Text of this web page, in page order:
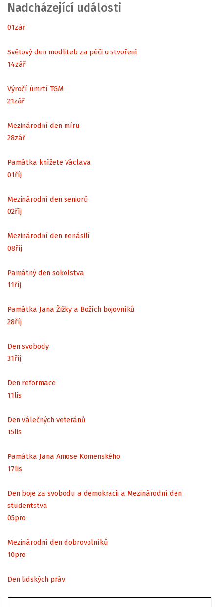
Nadcházející události
01zář
Světový den modliteb za péči o stvoření
14zář
Výročí úmrtí TGM
21zář
Mezinárodní den míru
28zář
Památka knížete Václava
01říj
Mezinárodní den seniorů
02říj
Mezinárodní den nenásilí
08říj
Památný den sokolstva
11říj
Památka Jana Žižky a Božích bojovníků
28říj
Den svobody
31říj
Den reformace
11lis
Den válečných veteránů
15lis
Památka Jana Amose Komenského
17lis
Den boje za svobodu a demokracii a Mezinárodní den
studentstva
05pro
Mezinárodní den dobrovolníků
10pro
Den lidských práv